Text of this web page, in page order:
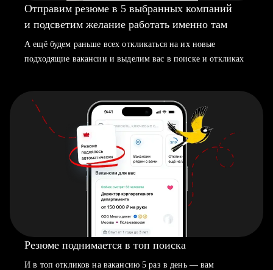
Отправим резюме в 5 выбранных компаний
и подсветим желание работать именно там
А ещё будем раньше всех откликаться на их новые
подходящие вакансии и выделим вас в поиске и откликах
Резюме поднимается в топ поиска
И в топ откликов на вакансию 5 раз в день — вам